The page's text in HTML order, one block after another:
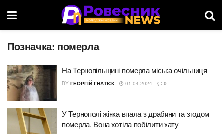
Позначка: померла
На Тернопільщині померла міська очільниця
BY ГЕОРГІЙ ГНАТЮК 01.04.2024 0
У Тернополі жінка впала з драбини та згодом
померла. Вона хотіла побілити хату